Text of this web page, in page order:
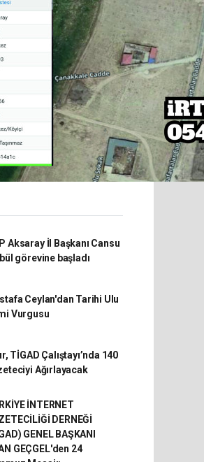
Aksaray İl Başkanı Cansu
görevine başladı
Ceylan'dan Tarihi Ulu
Vurgusu
TİGAD Çalıştayı’nda 140
Ağırlayacak
İNTERNET
DERNEĞİ
GENEL BAŞKANI
GEÇGEL'den 24